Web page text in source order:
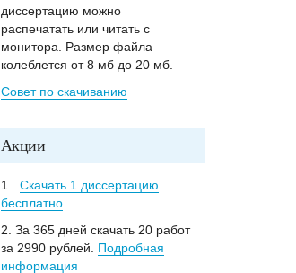
диссертацию можно
распечатать или читать с
монитора. Размер файла
колеблется от 8 мб до 20 мб.
Совет по скачиванию
Акции
1.
Скачать 1 диссертацию
бесплатно
2. За 365 дней скачать 20 работ
за 2990 рублей. Подробная
информация